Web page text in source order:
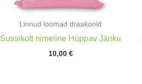
Linnud loomad draakonid
Sussikott nimeline Hüppav Jänku
10,00 €